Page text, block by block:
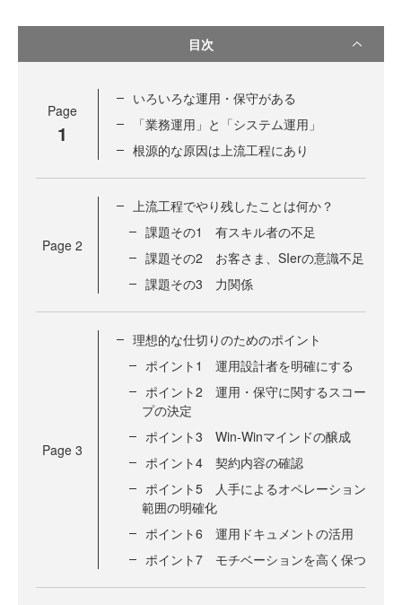
目次
Page
1
いろいろな運用・保守がある
「業務運用」と「システム運用」
根源的な原因は上流工程にあり
Page 2
上流工程でやり残したことは何か？
課題その1 有スキル者の不足
課題その2 お客さま、SIerの意識不足
課題その3 力関係
Page 3
理想的な仕切りのためのポイント
ポイント1 運用設計者を明確にする
ポイント2 運用・保守に関するスコー
プの決定
ポイント3 Win-Winマインドの醸成
ポイント4 契約内容の確認
ポイント5 人手によるオペレーション
範囲の明確化
ポイント6 運用ドキュメントの活用
ポイント7 モチベーションを高く保つ